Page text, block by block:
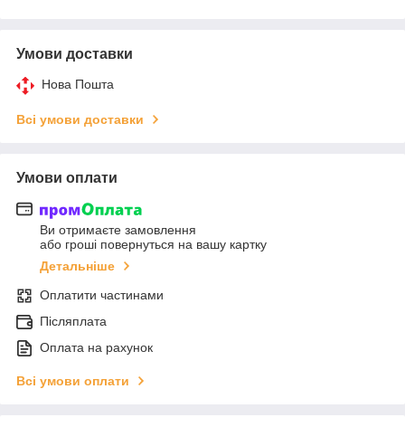
Умови доставки
Нова Пошта
Всі умови доставки
Умови оплати
Ви отримаєте замовлення
або гроші повернуться на вашу картку
Детальніше
Оплатити частинами
Післяплата
Оплата на рахунок
Всі умови оплати